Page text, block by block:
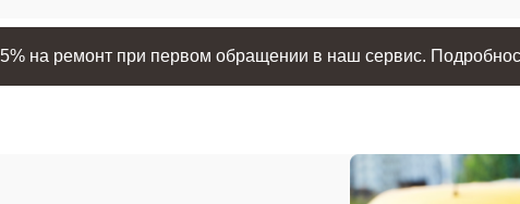
на ремонт при первом обращении в наш сервис.